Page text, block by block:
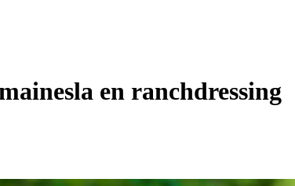
en ranchdressing